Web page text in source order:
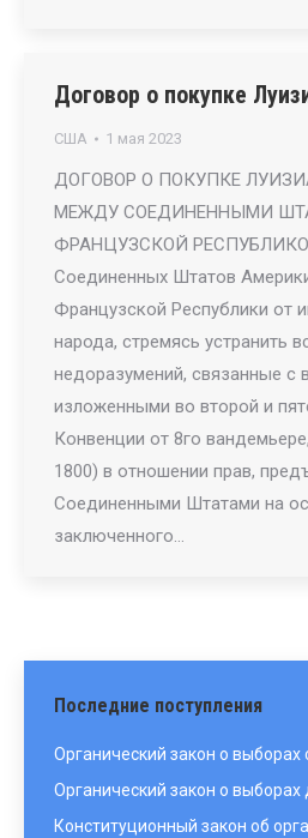
Договор о покупке
США 1 мая 2023
ДОГОВОР О ПОКУПКЕ
МЕЖДУ СОЕДИНЕННЫМИ
ФРАНЦУЗСКОЙ
Соединенных Штатов
Французской Республики от
народа, стремясь устранить
недоразумений, связанные с
изложенными во второй и
Конвенции от 8го
1800) в отношении прав,
Соединенными Штатами на
заключенного…
Последние поступления
Органический закон о выборах
Органический закон о выборах
Конституционный закон об